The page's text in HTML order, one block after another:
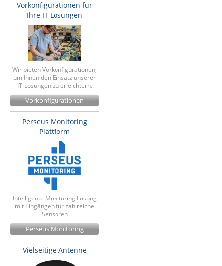
Vorkonfigurationen für
Ihre IT Lösungen
Wir bieten Vorkonfigurationen,
um Ihnen den Einsatz unserer
IT-Lösungen zu erleichtern.
Vorkonfigurationen
Perseus Monitoring
Plattform
Intelligente Monitoring Lösung
mit Eingängen für zahlreiche
Sensoren
Perseus Monitoring
Vielseitige Antenne